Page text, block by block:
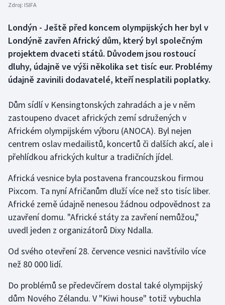
Biatlon
Boby a skeleton
Box
Curling
Dostihy
Florbal
Futsal
Golf
Gymnastika
Házená
Jezdectví
Krasobruslení
Aplikace ČT sport
AZ kvíz
Zdroj: ISIFA
Londýn - Ještě před koncem olympijských her byl v
Londýně zavřen Africký dům, který byl společným
projektem dvaceti států. Důvodem jsou rostoucí
dluhy, údajně ve výši několika set tisíc eur. Problémy
údajně zavinili dodavatelé, kteří nesplatili poplatky.
Dům sídlí v Kensingtonských zahradách a je v něm
zastoupeno dvacet afrických zemí sdružených v
Africkém olympijském výboru (ANOCA). Byl nejen
centrem oslav medailistů, koncertů či dalších akcí, ale i
přehlídkou afrických kultur a tradičních jídel.
Africká vesnice byla postavena francouzskou firmou
Pixcom. Ta nyní Afričanům dluží více než sto tisíc liber.
Africké země údajně nenesou žádnou odpovědnost za
uzavření domu. "Africké státy za zavření nemůžou,"
uvedl jeden z organizátorů Dixy Ndalla.
Od svého otevření 28. července vesnici navštívilo více
než 80 000 lidí.
Do problémů se předevčírem dostal také olympijský
dům Nového Zélandu. V "Kiwi house" totiž vybuchla